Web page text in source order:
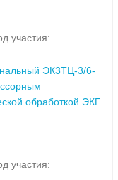
участия:
ЭК3ТЦ-3/6-
обработкой ЭКГ
участия: